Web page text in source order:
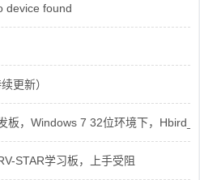
device found
更新）
板，Windows 7 32位环境下，
STAR学习板，上手受阻